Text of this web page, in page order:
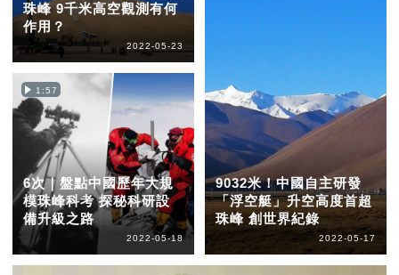
珠峰 9千米高空觀測有何
作用？
2022-05-23
1:57
6次｜盤點中國歷年大規
模珠峰科考 探秘科研設
備升級之路
2022-05-18
9032米！中國自主研發
「浮空艇」升空高度首超
珠峰 創世界紀錄
2022-05-17